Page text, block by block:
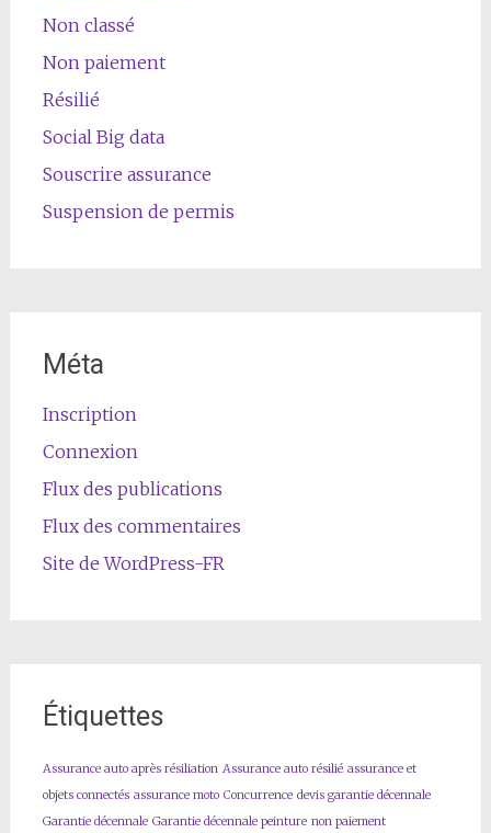
Non classé
Non paiement
Résilié
Social Big data
Souscrire assurance
Suspension de permis
Méta
Inscription
Connexion
Flux des publications
Flux des commentaires
Site de WordPress-FR
Étiquettes
Assurance auto après résiliation Assurance auto résilié assurance et
objets connectés assurance moto Concurrence devis garantie décennale
Garantie décennale Garantie décennale peinture non paiement